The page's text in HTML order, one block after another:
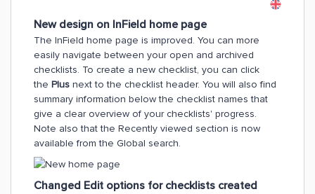
New design on InField home page
The InField home page is improved. You can more
easily navigate between your open and archived
checklists. To create a new checklist, you can click
the Plus next to the checklist header. You will also find
summary information below the checklist names that
give a clear overview of your checklists' progress.
Note also that the Recently viewed section is now
available from the Global search.
Changed Edit options for checklists created